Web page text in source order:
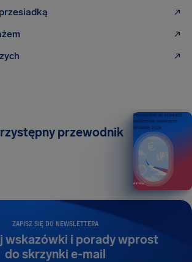
ZAPISZ SIĘ DO NEWSLETTERA
wskazówki i porady wprost
do skrzynki e-mail
przewodnik
Przewodnik po prawach
pasażerów lotniczych
WYDANIE 2026